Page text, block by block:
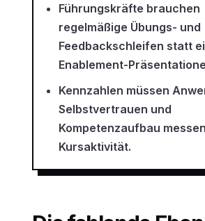
Führungskräfte brauchen
regelmäßige Übungs- und
Feedbackschleifen statt
Enablement-
Kennzahlen müssen
Selbstvertrauen und
Kompetenzaufbau
Kursaktivität.